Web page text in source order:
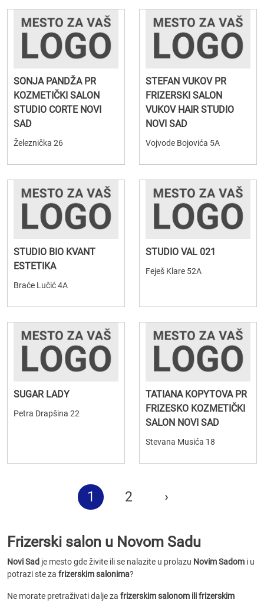
SONJA PANDŽA PR
KOZMETIČKI SALON
STUDIO CORTE NOVI
SAD
Železnička 26
STEFAN VUKOV PR
FRIZERSKI SALON
VUKOV HAIR STUDIO
NOVI SAD
Vojvode Bojovića 5A
STUDIO BIO KVANT
ESTETIKA
Braće Lučić 4A
STUDIO VAL 021
Feješ Klare 52A
SUGAR LADY
Petra Drapšina 22
TATIANA KOPYTOVA PR
FRIZESKO KOZMETIČKI
SALON NOVI SAD
Stevana Musića 18
1 2 ›
Frizerski salon u Novom Sadu
Novi Sad je mesto gde živite ili se nalazite u prolazu Novim Sadom i u
potrazi ste za frizerskim salonima?
Ne morate pretraživati dalje za frizerskim salonom ili frizerskim